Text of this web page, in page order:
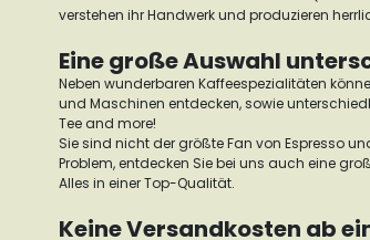
verstehen ihr Handwerk und produzieren
Eine große Auswahl
Neben wunderbaren Kaffeespezialitäten
und Maschinen entdecken, sowie
Tee and more!
Sie sind nicht der größte Fan von Espresso
Problem, entdecken Sie bei uns auch eine
Alles in einer Top-Qualität.
Keine Versandkosten ab